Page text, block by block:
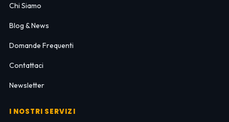
Chi Siamo
Blog & News
Domande Frequenti
Contattaci
Newsletter
I NOSTRI SERVIZI